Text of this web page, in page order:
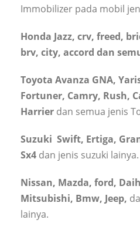
Immobilizer pada mobil
Honda Jazz, crv, freed,
brv, city, accord dan
Toyota Avanza GNA,
Fortuner, Camry, Rush,
Harrier dan semua jenis
Suzuki Swift, Ertiga,
Sx4 dan jenis suzuki lainya.
Nissan, Mazda, ford,
Mitsubishi, Bmw, Jeep,
lainya.